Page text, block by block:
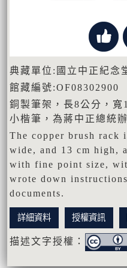
典藏單位:國立中正紀念
館藏編號:OF08302900
銅製筆架，長8公分，
小楷筆，為蔣中正總統
The copper brush rack
wide, and 13 cm high,
with fine point size,
wrote down
documents.
詳細資料 授權資訊
描述文字授權：